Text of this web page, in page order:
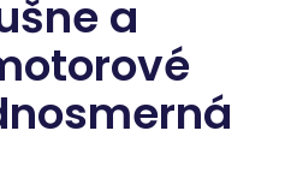
a